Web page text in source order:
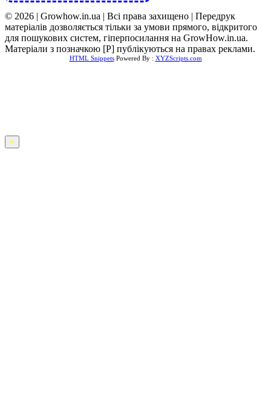
© 2026 | Growhow.in.ua | Всі права захищено | Передрук
матеріалів дозволяється тільки за умови прямого, відкритого
для пошукових систем, гіперпосилання на GrowHow.in.ua.
Матеріали з позначкою [Р] публікуються на правах реклами.
HTML SnippetsPowered By : XYZScripts.com
×